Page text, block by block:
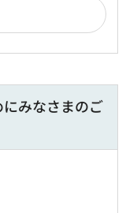
みなさまのご